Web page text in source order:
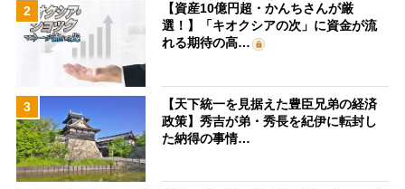
2
【資産10億円超・かんちさんが厳
選！】「キオクシアの次」に資金が流
れる期待の高…
3
【天下統一を見据えた豊臣兄弟の経済
政策】秀吉が弟・秀長を紀伊に転封し
た納得の事情…